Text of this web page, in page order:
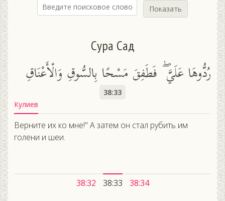
Показать
Сура Сад
رُدُّوهَا عَلَيَّ ۖ فَطَفِقَ مَسْحًا بِالسُّوقِ وَالْأَعْنَاقِ
38:33
Кулиев
Верните их ко мне!" А затем он стал рубить им
голени и шеи.
38:32 38:33 38:34